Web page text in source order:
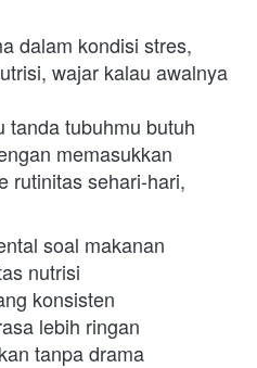
dalam kondisi stres,
wajar kalau awalnya
rutinitas sehari-hari,
soal makanan
nutrisi
konsisten
lebih ringan
tanpa drama